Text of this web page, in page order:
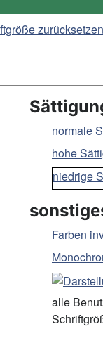
normale
hohe
niedrige
Farben
alle